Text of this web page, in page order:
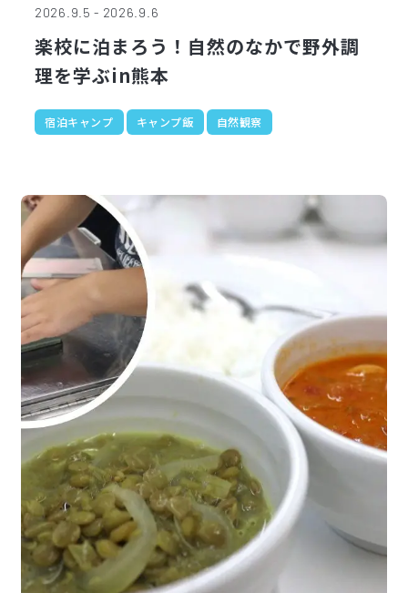
2026.9.5 - 2026.9.6
楽校に泊まろう！自然のなかで野外調
理を学ぶin熊本
宿泊キャンプ キャンプ飯 自然観察